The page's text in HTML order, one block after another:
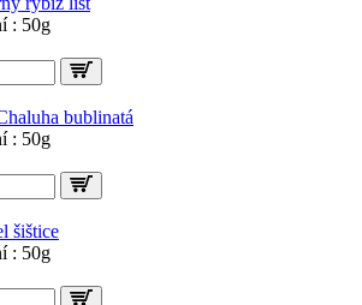
: 50g
bublinatá
: 50g
šištice
: 50g